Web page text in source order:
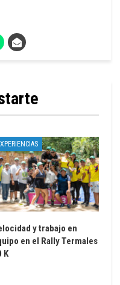
y trabajo en
en el Rally Termales
K